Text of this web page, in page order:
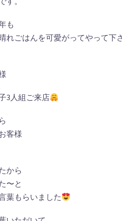
も
れごはんを可愛がってやって下
3人組ご来店
客様
から
〜と
葉もらいました